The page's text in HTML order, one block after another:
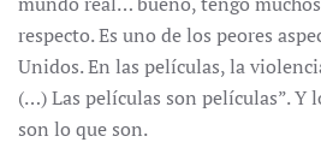
respecto. Es uno de los peores
Unidos. En las películas, la
(…) Las películas son películas”. Y
son lo que son.